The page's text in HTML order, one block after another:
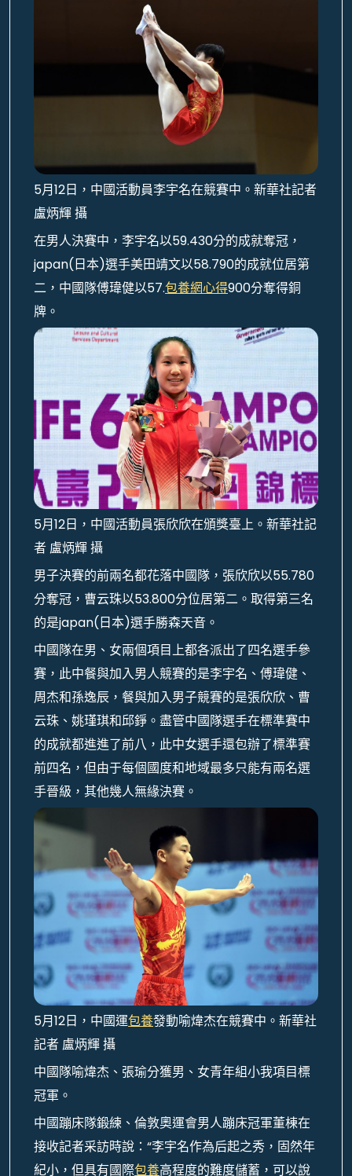
5月12日，中國活動員李宇名在競賽中。新華社記者
盧炳輝 攝
在男人決賽中，李宇名以59.430分的成就奪冠，
japan(日本)選手美田靖文以58.790的成就位居第
二，中國隊傅瑋健以57.包養網心得900分奪得銅
牌。
5月12日，中國活動員張欣欣在頒獎臺上。新華社記
者 盧炳輝 攝
男子決賽的前兩名都花落中國隊，張欣欣以55.780
分奪冠，曹云珠以53.800分位居第二。取得第三名
的是japan(日本)選手勝森天音。
中國隊在男、女兩個項目上都各派出了四名選手參
賽，此中餐與加入男人競賽的是李宇名、傅瑋健、
周杰和孫逸辰，餐與加入男子競賽的是張欣欣、曹
云珠、姚瑾琪和邱錚。盡管中國隊選手在標準賽中
的成就都進進了前八，此中女選手還包辦了標準賽
前四名，但由于每個國度和地域最多只能有兩名選
手晉級，其他幾人無緣決賽。
5月12日，中國運包養發動喻煒杰在競賽中。新華社
記者 盧炳輝 攝
中國隊喻煒杰、張瑜分獲男、女青年組小我項目標
冠軍。
中國蹦床隊鍛練、倫敦奧運會男人蹦床冠軍董棟在
接收記者采訪時說：“李宇名作為后起之秀，固然年
紀小，但具有國際包養高程度的難度儲蓄，可以說